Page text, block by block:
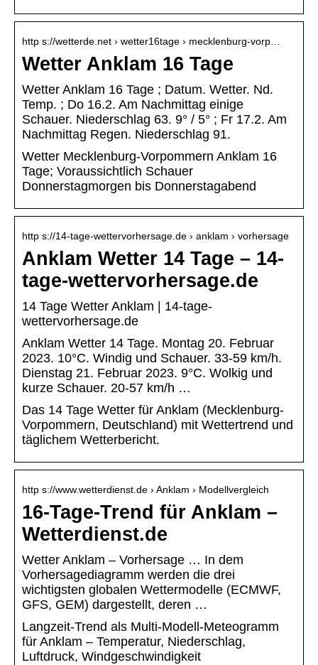
http s://wetterde.net › wetter16tage › mecklenburg-vorp…
Wetter Anklam 16 Tage
Wetter Anklam 16 Tage ; Datum. Wetter. Nd.
Temp. ; Do 16.2. Am Nachmittag einige
Schauer. Niederschlag 63. 9° / 5° ; Fr 17.2. Am
Nachmittag Regen. Niederschlag 91.
Wetter Mecklenburg-Vorpommern Anklam 16
Tage; Voraussichtlich Schauer
Donnerstagmorgen bis Donnerstagabend
http s://14-tage-wettervorhersage.de › anklam › vorhersage
Anklam Wetter 14 Tage – 14-
tage-wettervorhersage.de
14 Tage Wetter Anklam | 14-tage-
wettervorhersage.de
Anklam Wetter 14 Tage. Montag 20. Februar
2023. 10°C. Windig und Schauer. 33-59 km/h.
Dienstag 21. Februar 2023. 9°C. Wolkig und
kurze Schauer. 20-57 km/h …
Das 14 Tage Wetter für Anklam (Mecklenburg-
Vorpommern, Deutschland) mit Wettertrend und
täglichem Wetterbericht.
http s://www.wetterdienst.de › Anklam › Modellvergleich
16-Tage-Trend für Anklam –
Wetterdienst.de
Wetter Anklam – Vorhersage … In dem
Vorhersagediagramm werden die drei
wichtigsten globalen Wettermodelle (ECMWF,
GFS, GEM) dargestellt, deren …
Langzeit-Trend als Multi-Modell-Meteogramm
für Anklam – Temperatur, Niederschlag,
Luftdruck, Windgeschwindigkeit